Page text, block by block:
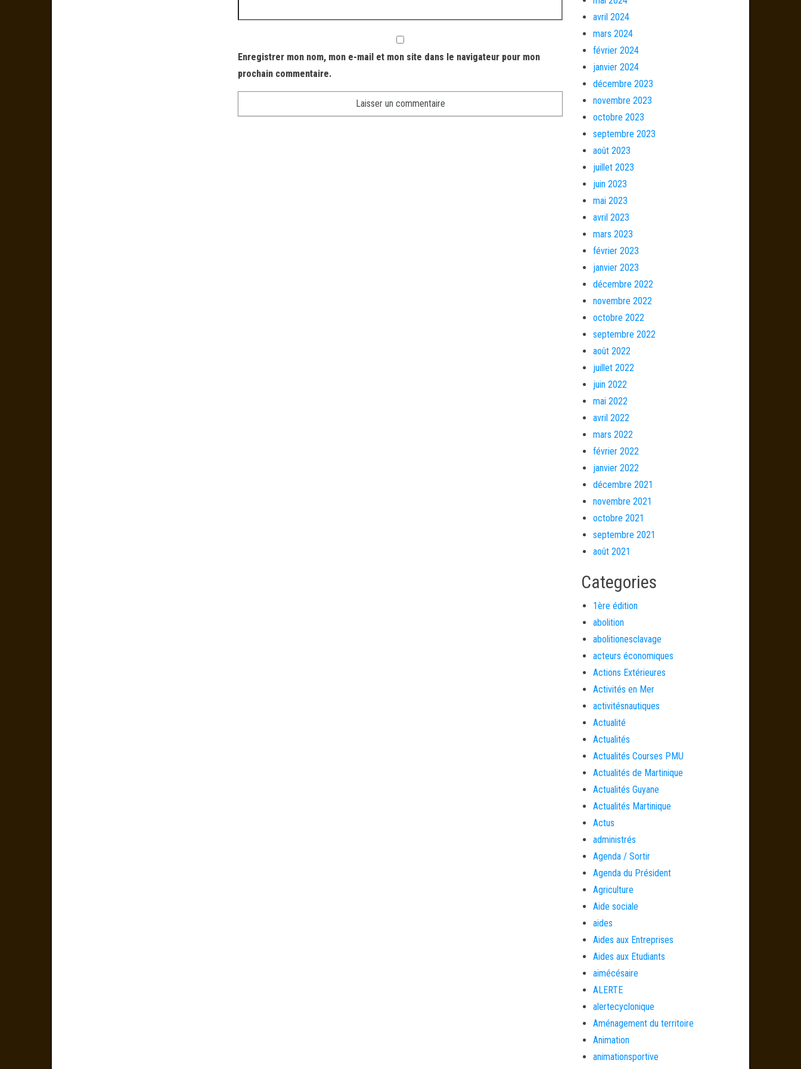
Enregistrer mon nom, mon e-mail et mon site dans le navigateur pour mon
prochain commentaire.
avril 2024
mars 2024
février 2024
janvier 2024
décembre 2023
novembre 2023
octobre 2023
septembre 2023
août 2023
juillet 2023
juin 2023
mai 2023
avril 2023
mars 2023
février 2023
janvier 2023
décembre 2022
novembre 2022
octobre 2022
septembre 2022
août 2022
juillet 2022
juin 2022
mai 2022
avril 2022
mars 2022
février 2022
janvier 2022
décembre 2021
novembre 2021
octobre 2021
septembre 2021
août 2021
Categories
1ère édition
abolition
abolitionesclavage
acteurs économiques
Actions Extérieures
Activités en Mer
activitésnautiques
Actualité
Actualités
Actualités Courses PMU
Actualités de Martinique
Actualités Guyane
Actualités Martinique
Actus
administrés
Agenda / Sortir
Agenda du Président
Agriculture
Aide sociale
aides
Aides aux Entreprises
Aides aux Etudiants
aimécésaire
ALERTE
alertecyclonique
Aménagement du territoire
Animation
animationsportive